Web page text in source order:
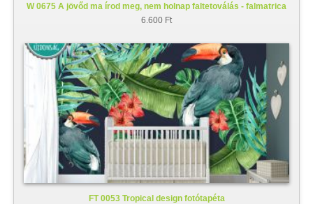
W 0675 A jövőd ma írod meg, nem holnap faltetoválás - falmatrica
6.600 Ft
FT 0053 Tropical design fotótapéta